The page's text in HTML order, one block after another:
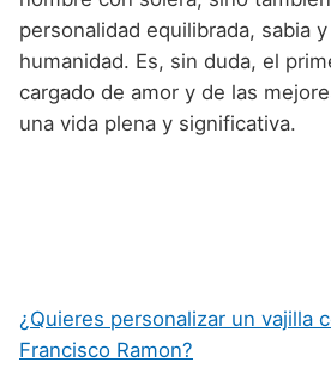
personalidad equilibrada, sabia
humanidad. Es, sin duda, el
cargado de amor y de las
una vida plena y significativa.
¿Quieres personalizar un vajilla
Francisco Ramon?